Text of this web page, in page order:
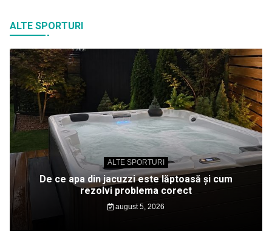
ALTE SPORTURI
ALTE SPORTURI
De ce apa din jacuzzi este lăptoasă și cum
rezolvi problema corect
august 5, 2026